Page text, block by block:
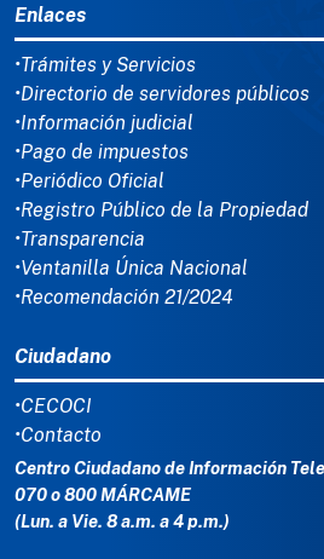
Enlaces
•Trámites y Servicios
•Directorio de servidores públicos
•Información judicial
•Pago de impuestos
•Periódico Oficial
•Registro Público de la Propiedad
•Transparencia
•Ventanilla Única Nacional
•Recomendación 21/2024
Ciudadano
•CECOCI
•Contacto
Centro Ciudadano de Información
070 o 800 MÁRCAME
(Lun. a Vie. 8 a.m. a 4 p.m.)